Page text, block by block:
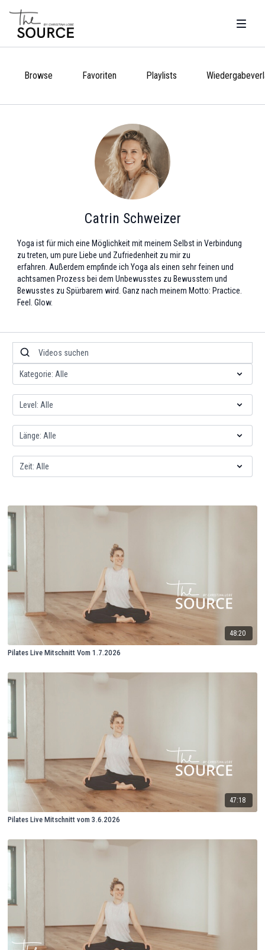
Browse Favoriten Playlists
Catrin Schweizer
Yoga ist für mich eine Möglichkeit mit meinem Selbst in Verbindung
zu treten, um pure Liebe und Zufriedenheit zu mir zu
erfahren. Außerdem empfinde ich Yoga als einen sehr feinen und
achtsamen Prozess bei dem Unbewusstes zu Bewusstem und
Bewusstes zu Spürbarem wird. Ganz nach meinem Motto: Practice.
Feel. Glow.
48:20
Pilates Live Mitschnitt Vom 1.7.2026
47:18
Pilates Live Mitschnitt vom 3.6.2026